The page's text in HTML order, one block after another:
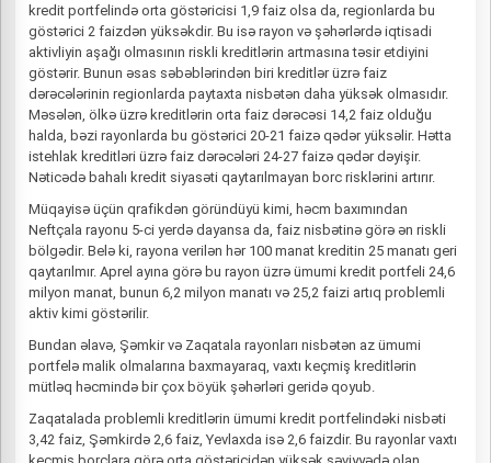
kredit portfelində orta göstəricisi 1,9 faiz olsa da, regionlarda bu
göstərici 2 faizdən yüksəkdir. Bu isə rayon və şəhərlərdə iqtisadi
aktivliyin aşağı olmasının riskli kreditlərin artmasına təsir etdiyini
göstərir. Bunun əsas səbəblərindən biri kreditlər üzrə faiz
dərəcələrinin regionlarda paytaxta nisbətən daha yüksək olmasıdır.
Məsələn, ölkə üzrə kreditlərin orta faiz dərəcəsi 14,2 faiz olduğu
halda, bəzi rayonlarda bu göstərici 20-21 faizə qədər yüksəlir. Hətta
istehlak kreditləri üzrə faiz dərəcələri 24-27 faizə qədər dəyişir.
Nəticədə bahalı kredit siyasəti qaytarılmayan borc risklərini artırır.
Müqayisə üçün qrafikdən göründüyü kimi, həcm baxımından
Neftçala rayonu 5-ci yerdə dayansa da, faiz nisbətinə görə ən riskli
bölgədir. Belə ki, rayona verilən hər 100 manat kreditin 25 manatı geri
qaytarılmır. Aprel ayına görə bu rayon üzrə ümumi kredit portfeli 24,6
milyon manat, bunun 6,2 milyon manatı və 25,2 faizi artıq problemli
aktiv kimi göstərilir.
Bundan əlavə, Şəmkir və Zaqatala rayonları nisbətən az ümumi
portfelə malik olmalarına baxmayaraq, vaxtı keçmiş kreditlərin
mütləq həcmində bir çox böyük şəhərləri geridə qoyub.
Zaqatalada problemli kreditlərin ümumi kredit portfelindəki nisbəti
3,42 faiz, Şəmkirdə 2,6 faiz, Yevlaxda isə 2,6 faizdir. Bu rayonlar vaxtı